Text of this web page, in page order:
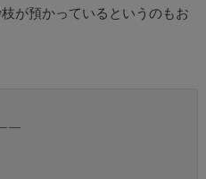
が預かっているというのもお